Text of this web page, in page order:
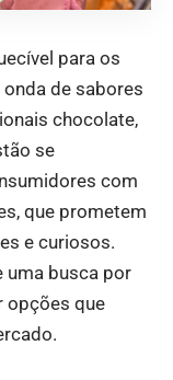
para os
de sabores
chocolate,
se
com
que prometem
e curiosos.
uma busca por
opções que